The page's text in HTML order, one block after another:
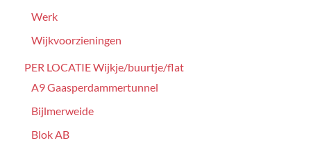
Werk
Wijkvoorzieningen
PER LOCATIE Wijkje/buurtje/flat
A9 Gaasperdammertunnel
Bijlmerweide
Blok AB